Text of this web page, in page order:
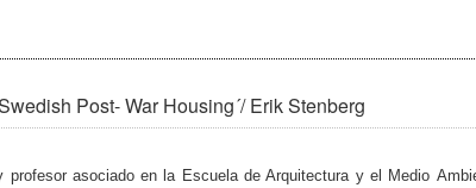
Post- War Housing´/ Erik Stenberg
profesor asociado en la Escuela de Arquitectura y el Medio